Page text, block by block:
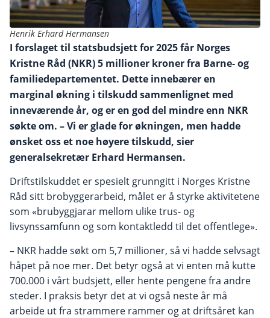
Henrik Erhard Hermansen
I forslaget til statsbudsjett for 2025 får Norges
Kristne Råd (NKR) 5 millioner kroner fra Barne- og
familiedepartementet. Dette innebærer en
marginal økning i tilskudd sammenlignet med
inneværende år, og er en god del mindre enn NKR
søkte om. – Vi er glade for økningen, men hadde
ønsket oss et noe høyere tilskudd, sier
generalsekretær Erhard Hermansen.
Driftstilskuddet er spesielt grunngitt i Norges Kristne
Råd sitt brobyggerarbeid, målet er å styrke aktivitetene
som «brubyggjarar mellom ulike trus- og
livsynssamfunn og som kontaktledd til det offentlege».
– NKR hadde søkt om 5,7 millioner, så vi hadde selvsagt
håpet på noe mer. Det betyr også at vi enten må kutte
700.000 i vårt budsjett, eller hente pengene fra andre
steder. I praksis betyr det at vi også neste år må
arbeide ut fra strammere rammer og at driftsåret kan